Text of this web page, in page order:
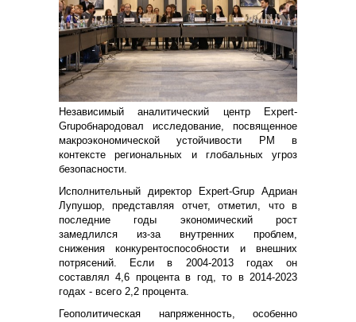
Независимый аналитический центр Expert-
Grupобнародовал исследование, посвященное
макроэкономической устойчивости РМ в
контексте региональных и глобальных угроз
безопасности.
Исполнительный директор Expert-Grup Адриан
Лупушор, представляя отчет, отметил, что в
последние годы экономический рост
замедлился из-за внутренних проблем,
снижения конкурентоспособности и внешних
потрясений. Если в 2004-2013 годах он
составлял 4,6 процента в год, то в 2014-2023
годах - всего 2,2 процента.
Геополитическая напряженность, особенно